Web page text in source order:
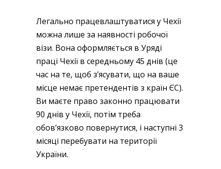
Легально працевлаштуватися у Чехії
можна лише за наявності робочої
візи. Вона оформляється в Уряді
праці Чехії в середньому 45 днів (це
час на те, щоб з’ясувати, що на ваше
місце немає претендентів з країн ЄС).
Ви маєте право законно працювати
90 днів у Чехії, потім треба
обов’язково повернутися, і наступні 3
місяці перебувати на території
України.